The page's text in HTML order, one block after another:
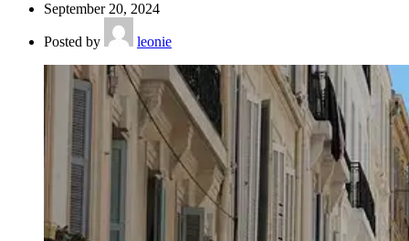
September 20, 2024
Posted by leonie